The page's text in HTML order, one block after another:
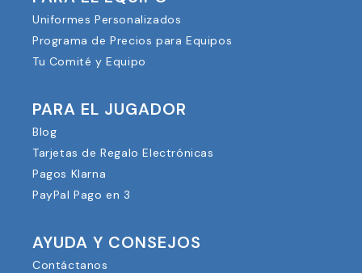
Uniformes Personalizados
Programa de Precios para Equipos
Tu Comité y Equipo
PARA EL JUGADOR
Blog
Tarjetas de Regalo Electrónicas
Pagos Klarna
PayPal Pago en 3
AYUDA Y CONSEJOS
Contáctanos